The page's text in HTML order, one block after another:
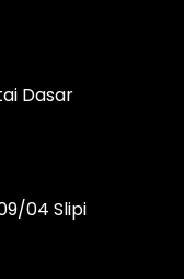
Dasar
04 Slipi